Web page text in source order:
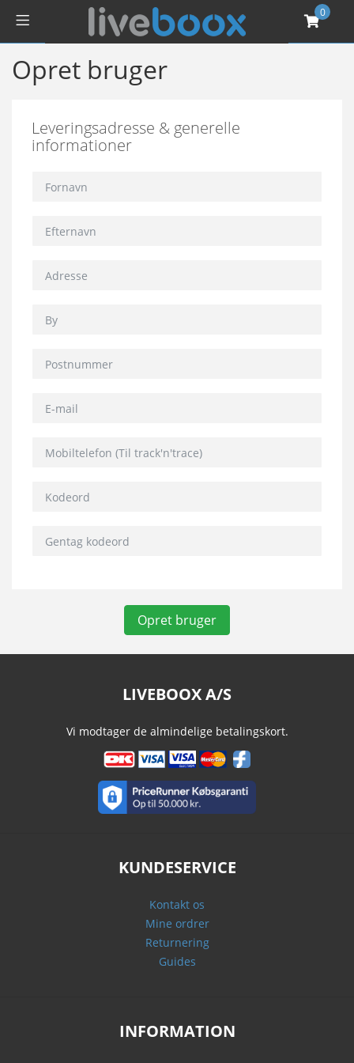
0
Opret bruger
Leveringsadresse & generelle
informationer
Efternavn
Adresse
Mobiltelefon
Kodeord
Gentag kodeord
Opret bruger
LIVEBOOX A/S
Vi modtager de almindelige betalingskort.
KUNDESERVICE
Kontakt os
Mine ordrer
Returnering
Guides
INFORMATION